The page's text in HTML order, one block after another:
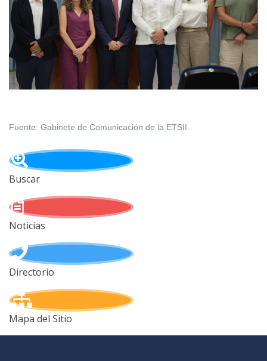
Fuente: Gabinete de Comunicación de la ETSII.
Buscar
Noticias
Directorio
Mapa del Sitio